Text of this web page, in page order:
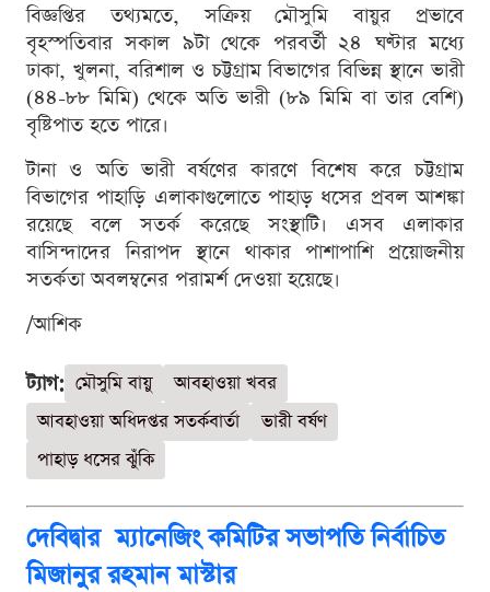
বিজ্ঞপ্তির তথ্যমতে, সক্রিয় মৌসুমি বায়ুর প্রভাবে
বৃহস্পতিবার সকাল ৯টা থেকে পরবর্তী ২৪ ঘণ্টার মধ্যে
ঢাকা, খুলনা, বরিশাল ও চট্টগ্রাম বিভাগের বিভিন্ন স্থানে ভারী
(৪৪-৮৮ মিমি) থেকে অতি ভারী (৮৯ মিমি বা তার বেশি)
বৃষ্টিপাত হতে পারে।
টানা ও অতি ভারী বর্ষণের কারণে বিশেষ করে চট্টগ্রাম
বিভাগের পাহাড়ি এলাকাগুলোতে পাহাড় ধসের প্রবল আশঙ্কা
রয়েছে বলে সতর্ক করেছে সংস্থাটি। এসব এলাকার
বাসিন্দাদের নিরাপদ স্থানে থাকার পাশাপাশি প্রয়োজনীয়
সতর্কতা অবলম্বনের পরামর্শ দেওয়া হয়েছে।
/আশিক
ট্যাগ: মৌসুমি বায়ু
আবহাওয়া খবর
আবহাওয়া অধিদপ্তর সতর্কবার্তা
ভারী বর্ষণ
পাহাড় ধসের ঝুঁকি
দেবিদ্বার ম্যানেজিং কমিটির সভাপতি নির্বাচিত
মিজানুর রহমান মাস্টার